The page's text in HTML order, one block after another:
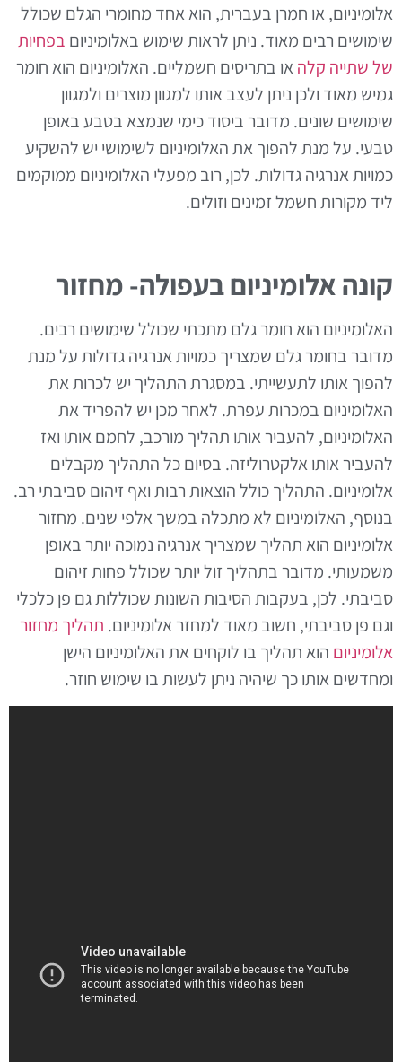
אלומיניום, או חמרן בעברית, הוא אחד מחומרי הגלם שכולל
שימושים רבים מאוד. ניתן לראות שימוש באלומיניום בפחיות
של שתייה קלהאו בתריסים חשמליים. האלומיניום הוא חומר
גמיש מאוד ולכן ניתן לעצב אותו למגוון מוצרים ולמגוון
שימושים שונים. מדובר ביסוד כימי שנמצא בטבע באופן
טבעי. על מנת להפוך את האלומיניום לשימושי יש להשקיע
כמויות אנרגיה גדולות. לכן, רוב מפעלי האלומיניום ממוקמים
ליד מקורות חשמל זמינים וזולים.
קונה אלומיניום בעפולה- מחזור
האלומיניום הוא חומר גלם מתכתי שכולל שימושים רבים.
מדובר בחומר גלם שמצריך כמויות אנרגיה גדולות על מנת
להפוך אותו לתעשייתי. במסגרת התהליך יש לכרות את
האלומיניום במכרות עפרת. לאחר מכן יש להפריד את
האלומיניום, להעביר אותו תהליך מורכב, לחמם אותו ואז
להעביר אותו אלקטרוליזה. בסיום כל התהליך מקבלים
אלומיניום. התהליך כולל הוצאות רבות ואף זיהום סביבתי רב.
בנוסף, האלומיניום לא מתכלה במשך אלפי שנים. מחזור
אלומיניום הוא תהליך שמצריך אנרגיה נמוכה יותר באופן
משמעותי. מדובר בתהליך זול יותר שכולל פחות זיהום
סביבתי. לכן, בעקבות הסיבות השונות שכוללות גם פן כלכלי
וגם פן סביבתי, חשוב מאוד למחזר אלומיניום. תהליך מחזור
אלומיניום הוא תהליך בו לוקחים את האלומיניום הישן
ומחדשים אותו כך שיהיה ניתן לעשות בו שימוש חוזר.